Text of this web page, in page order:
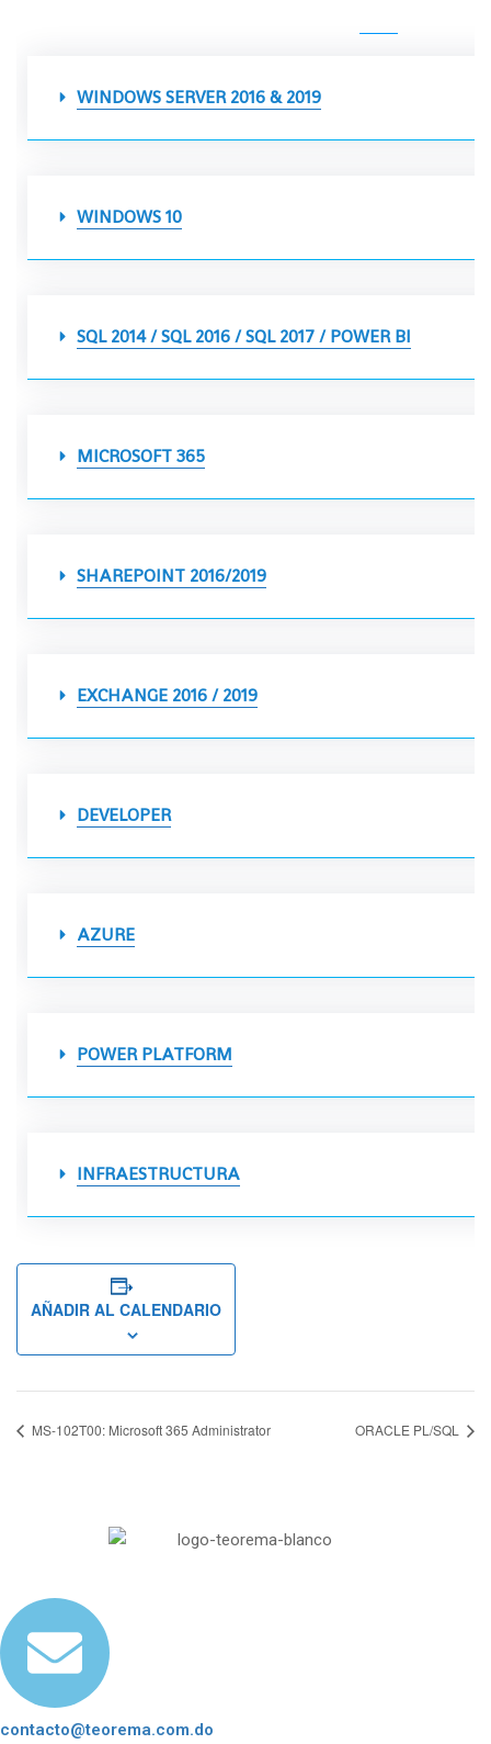
WINDOWS SERVER 2016 & 2019
WINDOWS 10
SQL 2014 / SQL 2016 / SQL 2017 / POWER BI
MICROSOFT 365
SHAREPOINT 2016/2019
EXCHANGE 2016 / 2019
DEVELOPER
AZURE
POWER PLATFORM
INFRAESTRUCTURA
AÑADIR AL CALENDARIO
MS-102T00: Microsoft 365 Administrator ORACLE PL/SQL
contacto@teorema.com.do